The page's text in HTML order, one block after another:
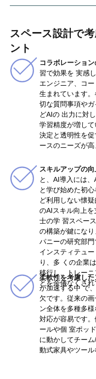
スペース設計で
ント
コラボレーショ
習で効果を 実感
エンジニア、コ
生まれています
切な質問事項や
どAIの 出力に対
学習精度が増し
決定と透明性を
ースのニーズが高
スキルアップの
と、AI導入には
と学び始めた初
ど利用しない懐
のAIスキル向上
士の学 習スペー
の構築が鍵にな
パニーの研究部
インスティテュ
り、多 くの企業
移行し、トレー
とを余儀なくさ
柔軟性を考慮し
が加速する中 で
欠です。従来の
ン全体を多種多
対応が容易です
ールや個 室ポッ
に動かしてチー
動式家具やツール